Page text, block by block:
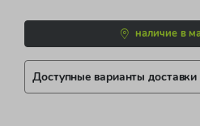
наличие в
Доступные варианты доставки